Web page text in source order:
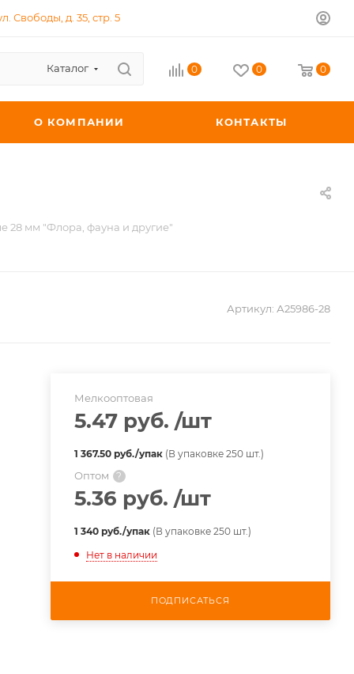
Свободы, д. 35, стр. 5
Каталог 0 0 0
О КОМПАНИИ КОНТАКТЫ
28 мм "Флора, фауна и другие"
Артикул: А25986-28
Мелкооптовая
5.47 руб. /шт
1 367.50 руб./упак(В упаковке 250 шт.)
Оптом ?
5.36 руб. /шт
1 340 руб./упак(В упаковке 250 шт.)
Нет в наличии
ПОДПИСАТЬСЯ